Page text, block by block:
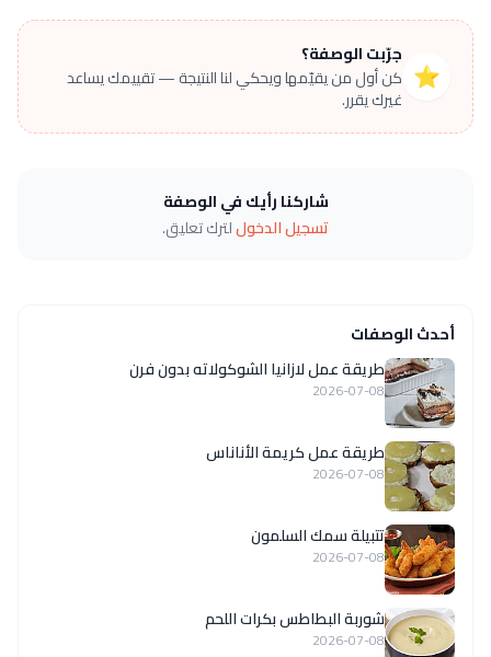
⭐
جرّبت الوصفة؟
كن أول من يقيّمها ويحكي لنا النتيجة — تقييمك يساعد
غيرك يقرر.
شاركنا رأيك في الوصفة
تسجيل الدخوللترك تعليق.
أحدث الوصفات
طريقة عمل لازانيا الشوكولاته بدون فرن
2026-07-08
طريقة عمل كريمة الأناناس
2026-07-08
تتبيلة سمك السلمون
2026-07-08
شوربة البطاطس بكرات اللحم
2026-07-08